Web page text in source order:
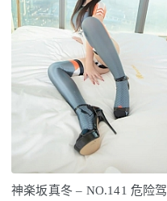
神楽坂真冬 – NO.141 危险驾